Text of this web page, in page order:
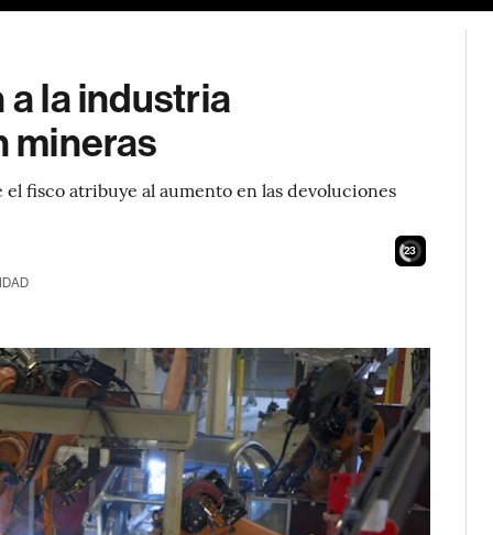
la industria
mineras
fisco atribuye al aumento en las devoluciones
21